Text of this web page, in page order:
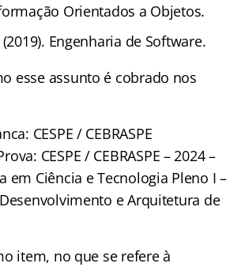
Orientados a Objetos.
Engenharia de Software.
esse assunto é cobrado nos
CESPE / CEBRASPE
CESPE / CEBRASPE – 2024 –
em Ciência e Tecnologia Pleno I –
e Arquitetura de
item, no que se refere à